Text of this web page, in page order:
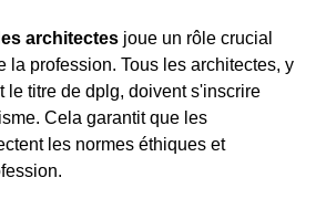
architectes joue un rôle crucial
la profession. Tous les architectes, y
le titre de dplg, doivent s'inscrire
Cela garantit que les
les normes éthiques et